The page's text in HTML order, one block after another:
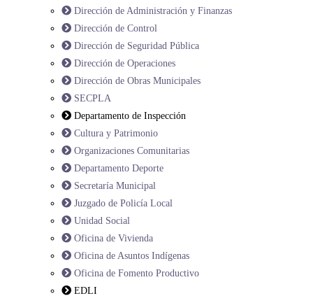
Dirección de Administración y Finanzas
Dirección de Control
Dirección de Seguridad Pública
Dirección de Operaciones
Dirección de Obras Municipales
SECPLA
Departamento de Inspección
Cultura y Patrimonio
Organizaciones Comunitarias
Departamento Deporte
Secretaría Municipal
Juzgado de Policía Local
Unidad Social
Oficina de Vivienda
Oficina de Asuntos Indígenas
Oficina de Fomento Productivo
EDLI